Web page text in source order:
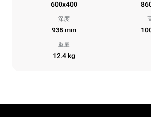
600x400
深度
938 mm
重量
12.4 kg